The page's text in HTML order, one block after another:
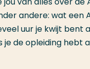
andere: wat een
uur je kwijt bent
je de opleiding hebt